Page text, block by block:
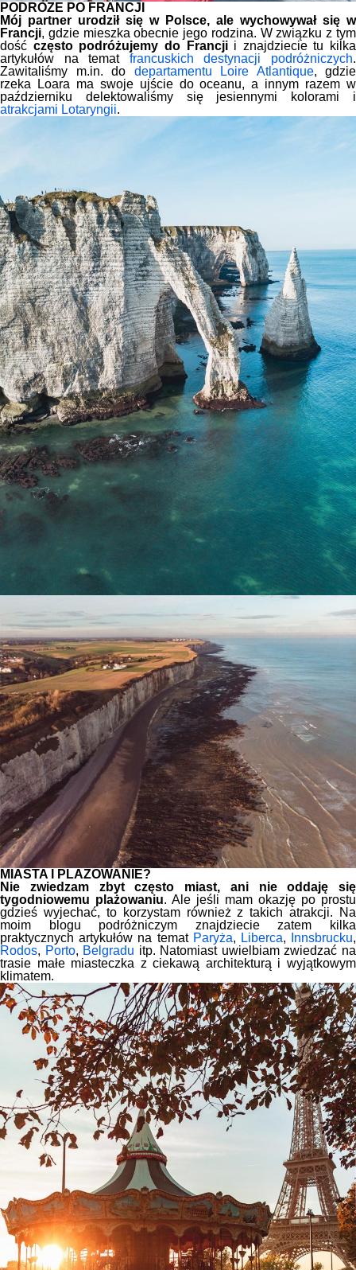
PODRÓŻE PO FRANCJI
Mój partner urodził się w Polsce, ale wychowywał się w
Francji, gdzie mieszka obecnie jego rodzina. W związku z tym
dość często podróżujemy do Francjii znajdziecie tu kilka
artykułów na temat francuskich destynacji podróżniczych.
Zawitaliśmy m.in. do departamentu Loire Atlantique, gdzie
rzeka Loara ma swoje ujście do oceanu, a innym razem w
październiku delektowaliśmy się jesiennymi kolorami i
atrakcjami Lotaryngii.
MIASTA I PLAŻOWANIE?
Nie zwiedzam zbyt często miast, ani nie oddaję się
tygodniowemu plażowaniu. Ale jeśli mam okazję po prostu
gdzieś wyjechać, to korzystam również z takich atrakcji. Na
moim blogu podróżniczym znajdziecie zatem kilka
praktycznych artykułów na temat Paryża, Liberca, Innsbrucku,
Rodos, Porto, Belgradu itp. Natomiast uwielbiam zwiedzać na
trasie małe miasteczka z ciekawą architekturą i wyjątkowym
klimatem.